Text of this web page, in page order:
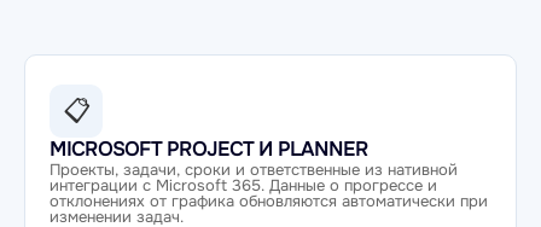
📋
MICROSOFT PROJECT И PLANNER
Проекты, задачи, сроки и ответственные из нативной
интеграции с Microsoft 365. Данные о прогрессе и
отклонениях от графика обновляются автоматически при
изменении задач.